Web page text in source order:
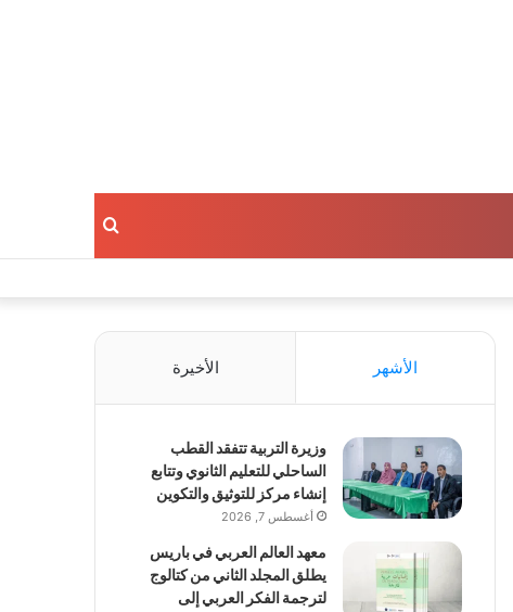
بحث
الأشهر الأخيرة
وزيرة التربية تتفقد القطب
الساحلي للتعليم الثانوي وتتابع
إنشاء مركز للتوثيق والتكوين
أغسطس 7, 2026
معهد العالم العربي في باريس
يطلق المجلد الثاني من كتالوج
لترجمة الفكر العربي إلى